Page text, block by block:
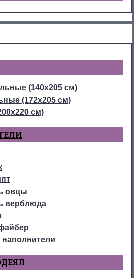
(140х205 см)
(172х205 см)
см)
овцы
верблюда
наполнители